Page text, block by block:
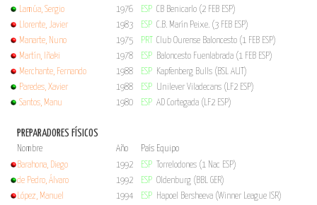
Lamúa, Sergio
1976 ESP CB Benicarlo (2 FEB ESP)
Llorente, Javier
1983 ESP C.B. Marín Peixe. (3 FEB ESP)
Manarte, Nuno
1975 PRT
Club Ourense Baloncesto (1 FEB ESP)
Martín, Iñaki
1978 ESP
Baloncesto Fuenlabrada (1 FEB ESP)
Merchante, Fernando
1988 ESP Kapfenberg Bulls (BSL AUT)
Paredes, Xavier
1988 ESP Unilever Viladecans (LF2 ESP)
Santos, Manu
1980 ESP AD Cortegada (LF2 ESP)
PREPARADORES FÍSICOS
Nombre Año País Equipo
Barahona, Diego
1992 ESP
Torrelodones (1 Nac ESP)
de Pedro, Álvaro
1992 ESP Oldenburg (BBL GER)
López, Manuel
1994 ESP Hapoel Bersheeva (Winner League ISR)